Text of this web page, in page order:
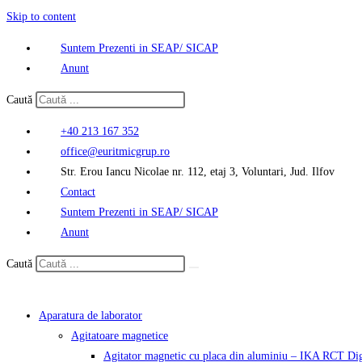
Skip to content
Suntem Prezenti in SEAP/ SICAP
Anunt
Caută
+40 213 167 352
office@euritmicgrup.ro
Str. Erou Iancu Nicolae nr. 112, etaj 3, Voluntari, Jud. Ilfov
Contact
Suntem Prezenti in SEAP/ SICAP
Anunt
Caută
Aparatura de laborator
Agitatoare magnetice
Agitator magnetic cu placa din aluminiu – IKA RCT